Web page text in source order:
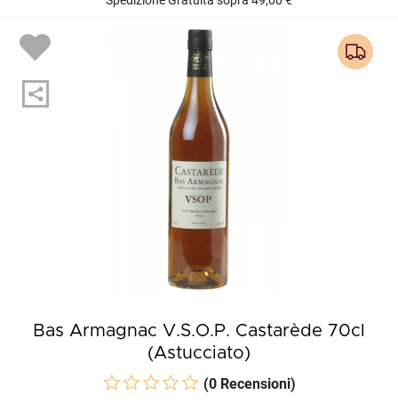
Bas Armagnac V.S.O.P. Castarède 70cl
(Astucciato)
(0 Recensioni)